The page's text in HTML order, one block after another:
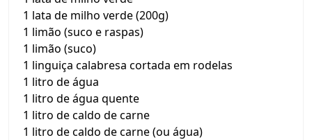
1 lata de milho verde (200g)
1 limão (suco e raspas)
1 limão (suco)
1 linguiça calabresa cortada em rodelas
1 litro de água
1 litro de água quente
1 litro de caldo de carne
1 litro de caldo de carne (ou água)